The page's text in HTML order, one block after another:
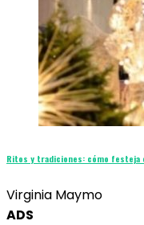
Ritos y tradiciones: cómo festeja
Virginia Maymo
ADS